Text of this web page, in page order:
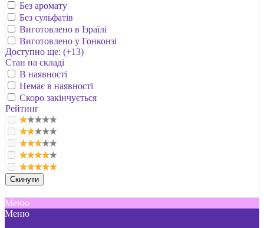
Без аромату
Без сульфатів
Виготовлено в Ізраїлі
Виготовлено у Гонконзі
Доступно ще: (+13)
Стан на складі
В наявності
Немає в наявності
Cкоро закінчується
Рейтинг
Cкинути
Меню
Меню